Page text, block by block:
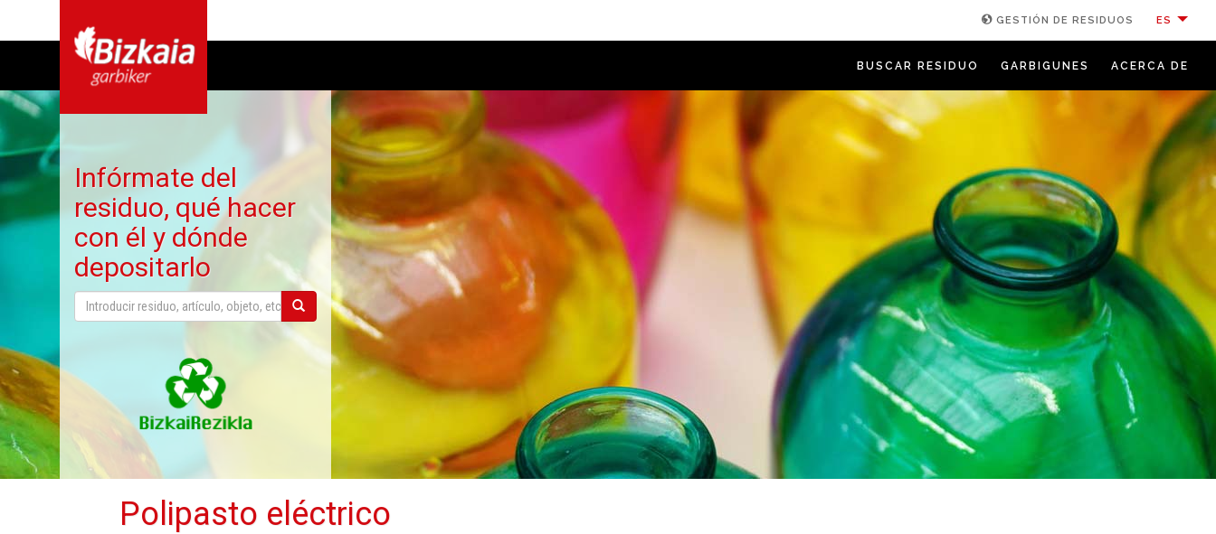
GESTIÓN DE RESIDUOS ES
BUSCAR RESIDUO GARBIGUNES ACERCA DE
Infórmate del
residuo, qué hacer
con él y dónde
depositarlo
Polipasto eléctrico